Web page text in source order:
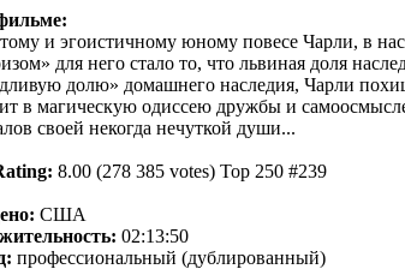
и эгоистичному юному повесе Чарли, в
для него стало то, что львиная доля
долю» домашнего наследия, Чарли
в магическую одиссею дружбы и
своей некогда нечуткой души...
8.00 (278 385 votes) Top 250 #239
США
02:13:50
профессиональный (дублированный)